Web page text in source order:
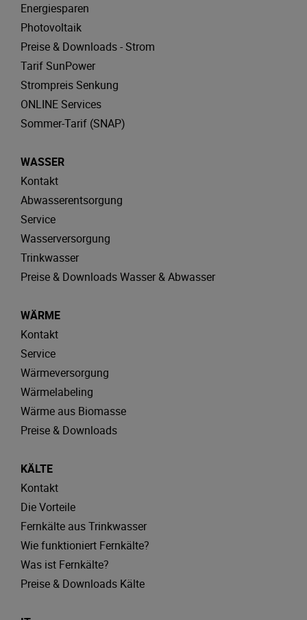
Energiesparen
Photovoltaik
Preise & Downloads - Strom
Tarif SunPower
Strompreis Senkung
ONLINE Services
Sommer-Tarif (SNAP)
WASSER
Kontakt
Abwasserentsorgung
Service
Wasserversorgung
Trinkwasser
Preise & Downloads Wasser & Abwasser
WÄRME
Kontakt
Service
Wärmeversorgung
Wärmelabeling
Wärme aus Biomasse
Preise & Downloads
KÄLTE
Kontakt
Die Vorteile
Fernkälte aus Trinkwasser
Wie funktioniert Fernkälte?
Was ist Fernkälte?
Preise & Downloads Kälte